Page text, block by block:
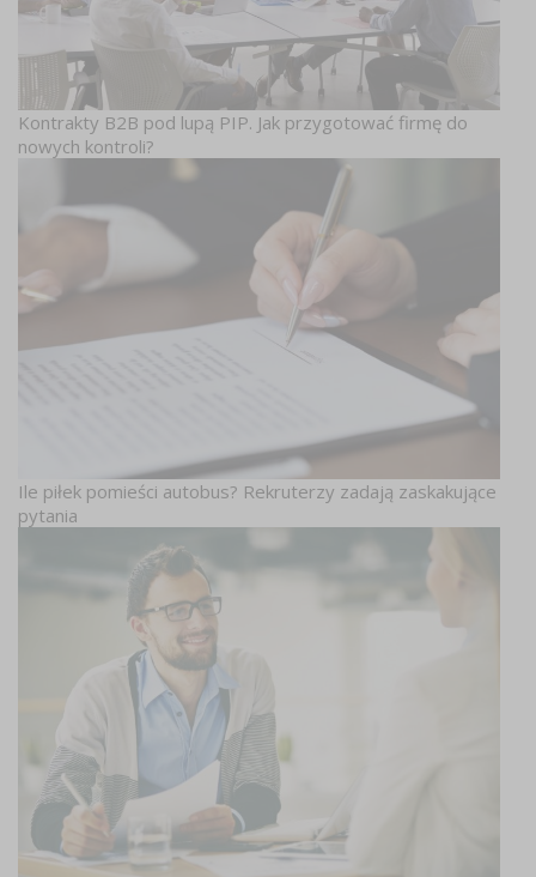
Kontrakty B2B pod lupą PIP. Jak przygotować firmę do
nowych kontroli?
Ile piłek pomieści autobus? Rekruterzy zadają zaskakujące
pytania